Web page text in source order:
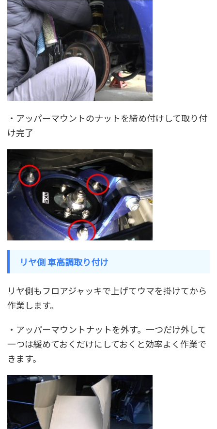
・アッパーマウントのナットを締め付けして取り付
け完了
リヤ側 車高調取り付け
リヤ側もフロアジャッキで上げてウマを掛けてから
作業します。
・アッパーマウントナットを外す。一つだけ外して
一つは緩めておくだけにしておくと効率よく作業で
きます。